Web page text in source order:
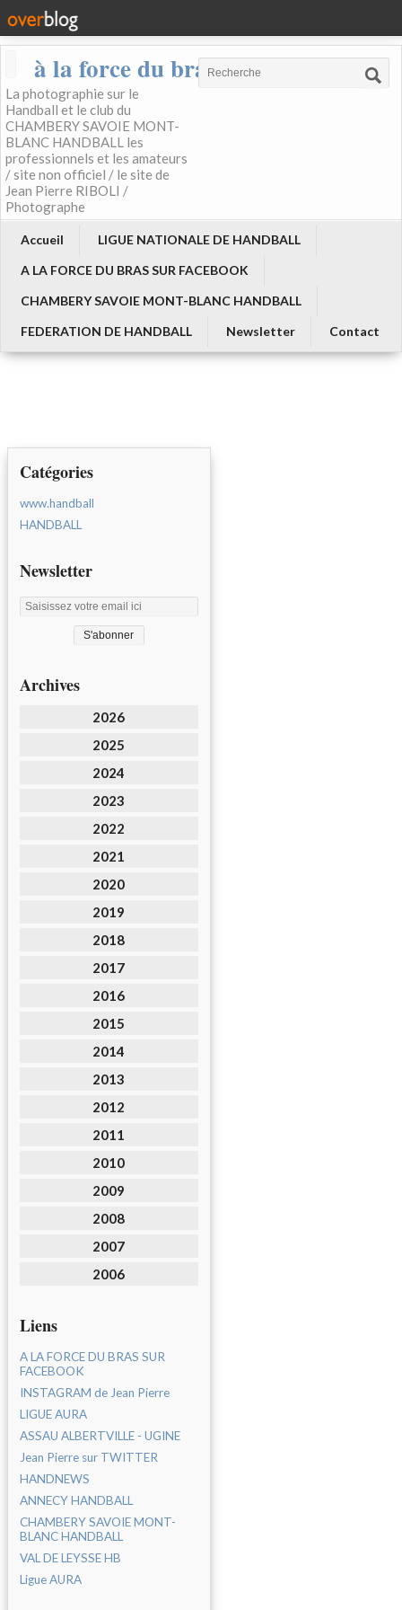
à la force du bras
La photographie sur le
Handball et le club du
CHAMBERY SAVOIE MONT-
BLANC HANDBALL les
professionnels et les amateurs
/ site non officiel / le site de
Jean Pierre RIBOLI /
Photographe
Accueil
LIGUE NATIONALE DE HANDBALL
A LA FORCE DU BRAS SUR FACEBOOK
CHAMBERY SAVOIE MONT-BLANC HANDBALL
FEDERATION DE HANDBALL
Newsletter Contact
Catégories
www.handball
HANDBALL
Newsletter
Archives
2026
2025
2024
2023
2022
2021
2020
2019
2018
2017
2016
2015
2014
2013
2012
2011
2010
2009
2008
2007
2006
Liens
A LA FORCE DU BRAS SUR
FACEBOOK
INSTAGRAM de Jean Pierre
LIGUE AURA
ASSAU ALBERTVILLE - UGINE
Jean Pierre sur TWITTER
HANDNEWS
ANNECY HANDBALL
CHAMBERY SAVOIE MONT-
BLANC HANDBALL
VAL DE LEYSSE HB
Ligue AURA